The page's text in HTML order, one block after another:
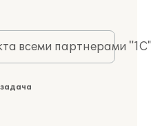
всеми партнерами